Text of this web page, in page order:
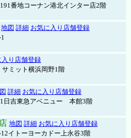
番地コーナン港北インター店2階
地図 詳細 お気に入り店舗登録
入り店舗登録
ミット横浜岡野1階
詳細 お気に入り店舗登録
日吉東急アベニュー 本館3階
地図 詳細 お気に入り店舗登録
イトーヨーカドー上永谷3階